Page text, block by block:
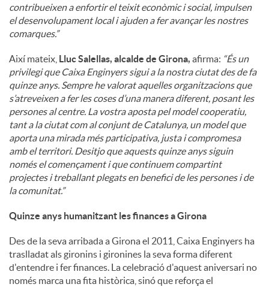
contribueixen a enfortir el teixit econòmic i social, impulsen
el desenvolupament local i ajuden a fer avançar les nostres
comarques.”
Així mateix, Lluc Salellas, alcalde de Girona, afirma: “És un
privilegi que Caixa Enginyers sigui a la nostra ciutat des de fa
quinze anys. Sempre he valorat aquelles organitzacions que
s’atreveixen a fer les coses d’una manera diferent, posant les
persones al centre. La vostra aposta pel model cooperatiu,
tant a la ciutat com al conjunt de Catalunya, un model que
aporta una mirada més participativa, justa i compromesa
amb el territori. Desitjo que aquests quinze anys siguin
només el començament i que continuem compartint
projectes i treballant plegats en benefici de les persones i de
la comunitat.”
Quinze anys humanitzant les finances a Girona
Des de la seva arribada a Girona el 2011, Caixa Enginyers ha
traslladat als gironins i gironines la seva forma diferent
d'entendre i fer finances. La celebració d'aquest aniversari no
només marca una fita històrica, sinó que reforça el